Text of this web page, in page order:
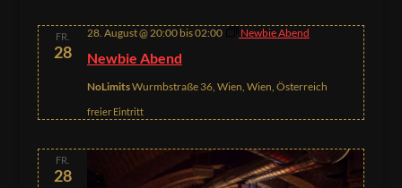
FR.
28 Newbie Abend
28. August @ 20:00bis02:00 Newbie Abend
NoLimitsWurmbstraße 36, Wien, Wien, Österreich
freier Eintritt
FR.
28